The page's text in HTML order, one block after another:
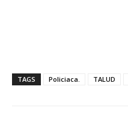
TAGS Policiaca. TALUD